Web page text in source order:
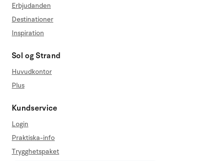
Erbjudanden
Destinationer
Inspiration
Sol og Strand
Huvudkontor
Plus
Kundservice
Login
Praktiska-info
Trygghetspaket